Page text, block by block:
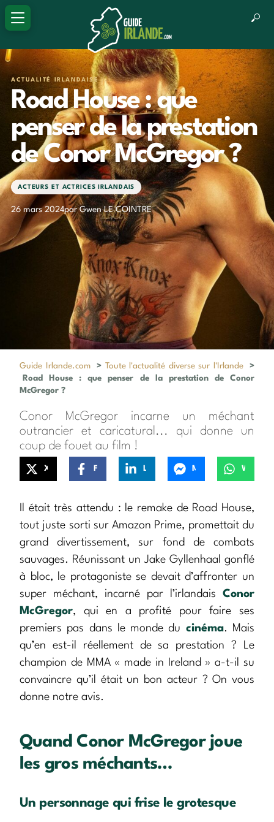
ACTUALITÉ IRLANDAISE
Road House : que
penser de la prestation
de Conor McGregor ?
ACTEURS ET ACTRICES IRLANDAIS
26 mars 2024par Gwen LE COINTRE
Guide Irlande.com > Toute l'actualité diverse sur l'Irlande
>
Road House : que penser de la prestation de Conor
McGregor ?
Conor McGregor incarne un méchant
outrancier et caricatural... qui donne un
coup de fouet au film !
Il était très attendu : le remake de Road House,
tout juste sorti sur Amazon Prime, promettait du
grand divertissement, sur fond de combats
sauvages. Réunissant un Jake Gyllenhaal gonflé
à bloc, le protagoniste se devait d’affronter un
super méchant, incarné par l’irlandais Conor
McGregor, qui en a profité pour faire ses
premiers pas dans le monde du cinéma. Mais
qu’en est-il réellement de sa prestation ? Le
champion de MMA « made in Ireland » a-t-il su
convaincre qu’il était un bon acteur ? On vous
donne notre avis.
Quand Conor McGregor joue
les gros méchants…
Un personnage qui frise le grotesque